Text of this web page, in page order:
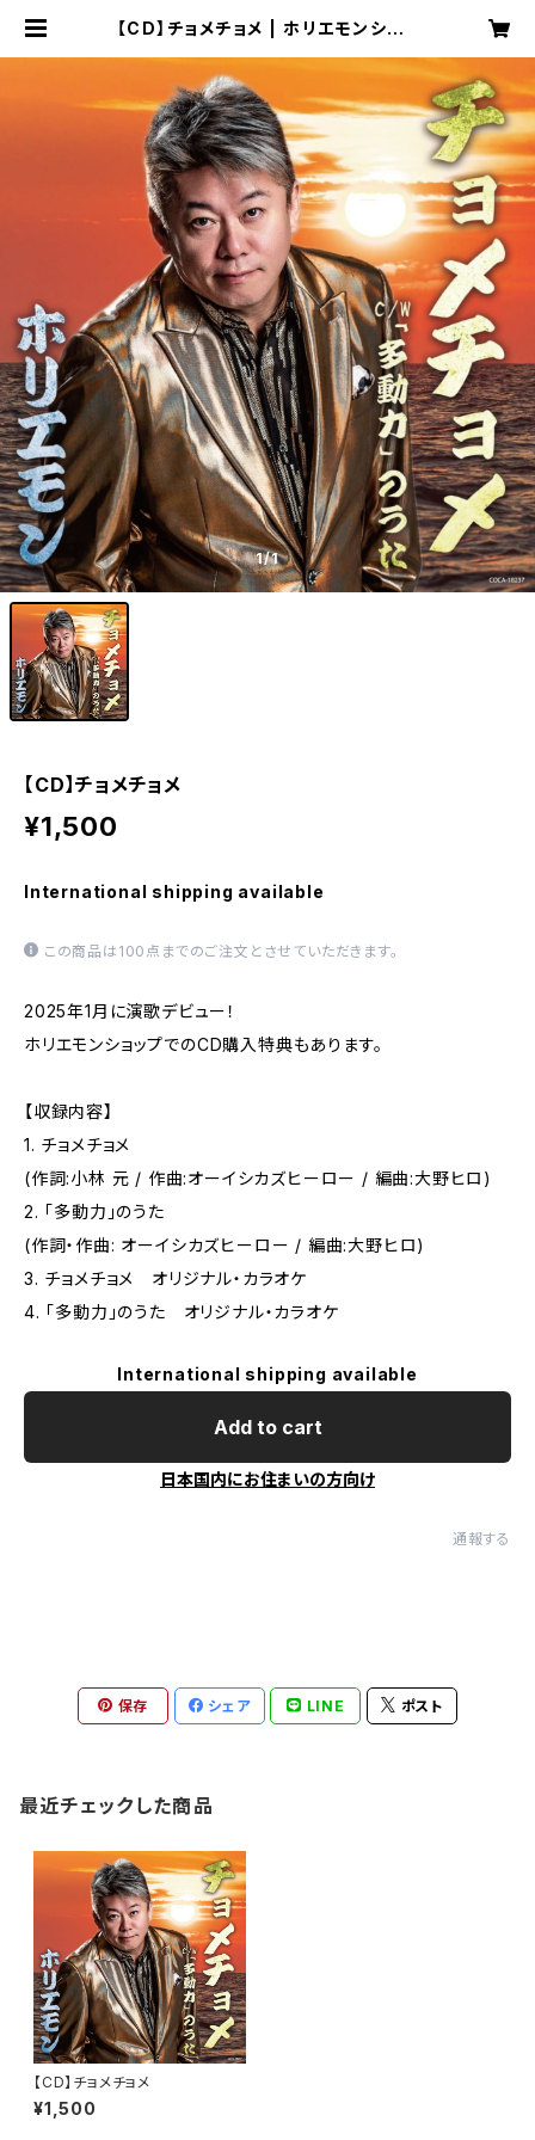
【CD】チョメチョメ | ホリエモンショッ
1/1
【CD】チョメチョメ
¥1,500
International shipping available
この商品は100点までのご注文とさせていただきます。
2025年1月に演歌デビュー！
ホリエモンショップでのCD購入特典もあります。
【収録内容】
1. チョメチョメ
(作詞:小林 元 / 作曲:オーイシカズヒーロー / 編曲:大野ヒロ)
2. 「多動力」のうた
(作詞・作曲: オーイシカズヒーロー / 編曲:大野ヒロ)
3. チョメチョメ オリジナル・カラオケ
4. 「多動力」のうた オリジナル・カラオケ
International shipping available
Add to cart
日本国内にお住まいの方向け
通報する
保存 シェア LINE ポスト
最近チェックした商品
【CD】チョメチョメ
¥1,500